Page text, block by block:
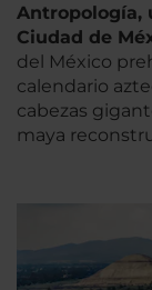
Antropología,
Ciudad de
del México
calendario
cabezas
maya